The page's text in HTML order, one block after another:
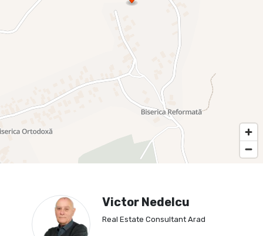
Victor Nedelcu
Real Estate Consultant Arad